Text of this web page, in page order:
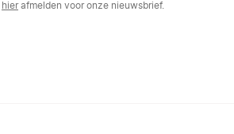
hierafmelden voor onze nieuwsbrief.